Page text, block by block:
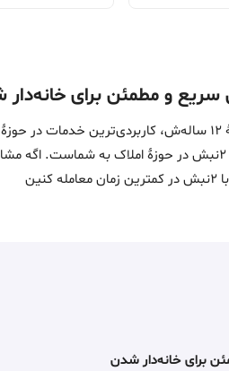
«2نبش» با تجربۀ 12 ساله‌ش،
بخشی از خدمات 2نبش در حوزۀ املاک به
برای خانه‌دار شدن